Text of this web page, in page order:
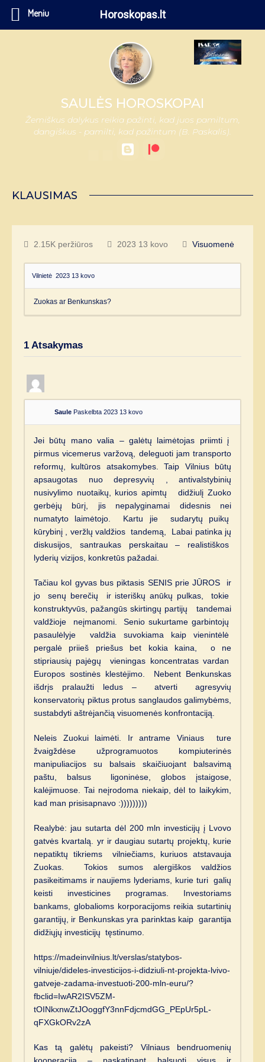
SAULĖS HOROSKOPAI
Žemiškus dalykus reikia pažinti, kad juos pamiltum,
dangiškus - pamilti, kad pažintum (B. Paskalis).
KLAUSIMAS
2.15K peržiūros 2023 13 kovo Visuomenė
Vilnietė 2023 13 kovo
Zuokas ar Benkunskas?
1 Atsakymas
Saule Paskelbta 2023 13 kovo
Jei būtų mano valia – galėtų laimėtojas priimti į
pirmus vicemerus varžovą, deleguoti jam transporto
reformų, kultūros atsakomybes. Taip Vilnius būtų
apsaugotas nuo depresyvių , antivalstybinių
nusivylimo nuotaikų, kurios apimtų didžiulį Zuoko
gerbėjų būrį, jis nepalyginamai didesnis nei
numatyto laimėtojo. Kartu jie sudarytų puikų
kūrybinį , veržlų valdžios tandemą, Labai patinka jų
diskusijos, santraukas perskaitau – realistiškos
lyderių vizijos, konkretūs pažadai.
Tačiau kol gyvas bus piktasis SENIS prie JŪROS ir
jo senų berečių ir isteriškų anūkų pulkas, tokie
konstruktyvūs, pažangūs skirtingų partijų tandemai
valdžioje neįmanomi. Senio sukurtame garbintojų
pasaulėlyje valdžia suvokiama kaip vienintėlė
pergalė priieš priešus bet kokia kaina, o ne
stipriausių pajėgų vieningas koncentratas vardan
Europos sostinės klestėjimo. Nebent Benkunskas
išdrįs pralaužti ledus – atverti agresyvių
konservatorių piktus protus sanglaudos galimybėms,
sustabdyti aštrėjančią visuomenės konfrontaciją.
Neleis Zuokui laimėti. Ir antrame Viniaus ture
žvaigždėse užprogramuotos kompiuterinės
manipuliacijos su balsais skaičiuojant balsavimą
paštu, balsus ligoninėse, globos įstaigose,
kalėjimuose. Tai neįrodoma niekaip, dėl to laikykim,
kad man prisisapnavo :)))))))))
Realybė: jau sutarta dėl 200 mln investicijų į Lvovo
gatvės kvartalą. yr ir daugiau sutartų projektų, kurie
nepatiktų tikriems vilniečiams, kuriuos atstavauja
Zuokas. Tokios sumos alergiškos valdžios
pasikeitimams ir naujiems lyderiams, kurie turi galių
keisti investicines programas. Investoriams
bankams, globalioms korporacijoms reikia sutartinių
garantijų, ir Benkunskas yra parinktas kaip garantija
didžiųjų investicijų tęstinumo.
https://madeinvilnius.lt/verslas/statybos-
vilniuje/dideles-investicijos-i-didziuli-nt-projekta-lvivo-
gatveje-zadama-investuoti-200-mln-euru/?
fbclid=IwAR2ISV5ZM-
tOINkxnwZtJOoggfY3nnFdjcmdGG_PEpUr5pL-
qFXGkORv2zA
Kas tą galėtų pakeisti? Vilniaus bendruomenių
Meniu Horoskopas.lt